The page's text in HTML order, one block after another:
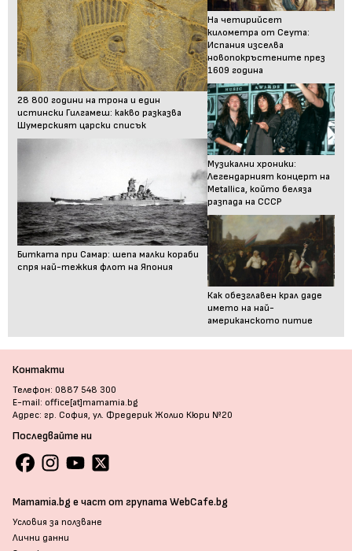
28 800 години на трона и един
истински Гилгамеш: какво разказва
Шумерският царски списък
Битката при Самар: шепа малки кораби
спря най-тежкия флот на Япония
На четирийсет
километра от Сеута:
Испания изселва
новопокръстените през
1609 година
Музикални хроники:
Легендарният концерт на
Metallica, който беляза
разпада на СССР
Как обезглавен крал даде
името на най-
американското питие
Контакти
Телефон: 0887 548 300
E-mail: office[at]mamamia.bg
Адрес: гр. София, ул. Фредерик Жолио Кюри №20
Последвайте ни
Mamamia.bg е част от групата WebCafe.bg
Условия за ползване
Лични данни